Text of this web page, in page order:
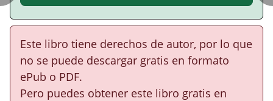
Este libro tiene derechos de autor, por lo que
no se puede descargar gratis en formato
ePub o PDF.
Pero puedes obtener este libro gratis en